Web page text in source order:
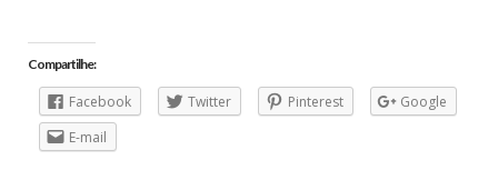
Compartilhe:
Facebook Twitter Pinterest
Google
E-mail